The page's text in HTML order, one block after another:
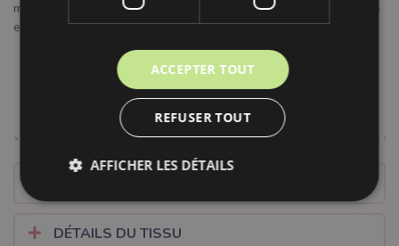
mêmes. Réfléchissez au moins. Nous n'avons qu'une seule santé
et notre planète aussi.
DÉTAILS DU TISSU
ACCEPTER TOUT
REFUSER TOUT
AFFICHER LES DÉTAILS